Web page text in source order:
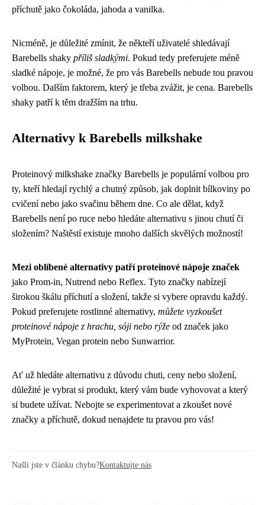
příchutě jako čokoláda, jahoda a vanilka.
Nicméně, je důležité zmínit, že někteří uživatelé shledávají
Barebells shaky příliš sladkými. Pokud tedy preferujete méně
sladké nápoje, je možné, že pro vás Barebells nebude tou pravou
volbou. Dalším faktorem, který je třeba zvážit, je cena. Barebells
shaky patří k těm dražším na trhu.
Alternativy k Barebells milkshake
Proteinový milkshake značky Barebells je populární volbou pro
ty, kteří hledají rychlý a chutný způsob, jak doplnit bílkoviny po
cvičení nebo jako svačinu během dne. Co ale dělat, když
Barebells není po ruce nebo hledáte alternativu s jinou chutí či
složením? Naštěstí existuje mnoho dalších skvělých možností!
Mezi oblíbené alternativy patří proteinové nápoje značek
jako Prom-in, Nutrend nebo Reflex. Tyto značky nabízejí
širokou škálu příchutí a složení, takže si vybere opravdu každý.
Pokud preferujete rostlinné alternativy, můžete vyzkoušet
proteinové nápoje z hrachu, sóji nebo rýže od značek jako
MyProtein, Vegan protein nebo Sunwarrior.
Ať už hledáte alternativu z důvodu chuti, ceny nebo složení,
důležité je vybrat si produkt, který vám bude vyhovovat a který
si budete užívat. Nebojte se experimentovat a zkoušet nové
značky a příchutě, dokud nenajdete tu pravou pro vás!
Našli jste v článku chybu?Kontaktujte nás